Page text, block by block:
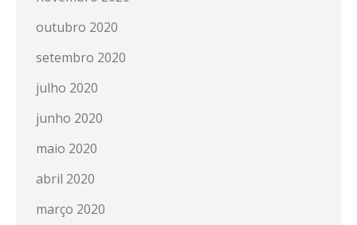
outubro 2020
setembro 2020
julho 2020
junho 2020
maio 2020
abril 2020
março 2020